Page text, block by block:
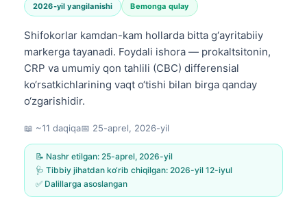
2026-yil yangilanishi Bemonga qulay
Shifokorlar kamdan-kam hollarda bitta g‘ayritabiiy
markerga tayanadi. Foydali ishora — prokaltsitonin,
CRP va umumiy qon tahlili (CBC) differensial
ko‘rsatkichlarining vaqt o‘tishi bilan birga qanday
o‘zgarishidir.
📖 ~11 daqiqa📅 25-aprel, 2026-yil
📝 Nashr etilgan: 25-aprel, 2026-yil
🩺 Tibbiy jihatdan ko‘rib chiqilgan: 2026-yil 12-iyul
✅ Dalillarga asoslangan